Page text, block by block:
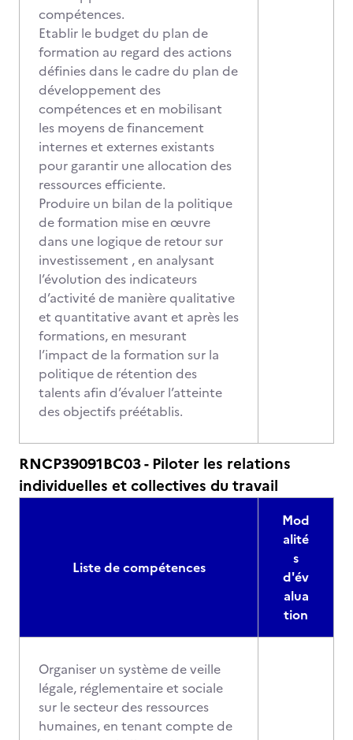
compétences.
Etablir le budget du plan de
formation au regard des actions
définies dans le cadre du plan de
développement des
compétences et en mobilisant
les moyens de financement
internes et externes existants
pour garantir une allocation des
ressources efficiente.
Produire un bilan de la politique
de formation mise en œuvre
dans une logique de retour sur
investissement , en analysant
l’évolution des indicateurs
d’activité de manière qualitative
et quantitative avant et après les
formations, en mesurant
l’impact de la formation sur la
politique de rétention des
talents afin d’évaluer l’atteinte
des objectifs préétablis.
RNCP39091BC03 - Piloter les relations
individuelles et collectives du travail
Liste de compétences
Mod
alité
s
d'év
alua
tion
Organiser un système de veille
légale, réglementaire et sociale
sur le secteur des ressources
humaines, en tenant compte de